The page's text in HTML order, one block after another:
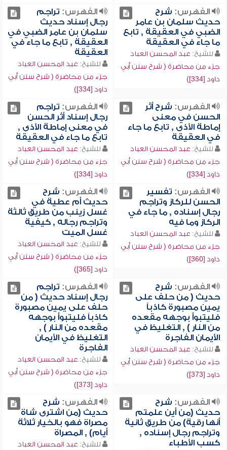
الفهرس: شرح
حديث سلمان بن عامر
الضبي في العقيقة , تابع
ما جاء في العقيقة
للشيخ: عبد المحسن العباد
جزء من محاضرة ( شرح سنن أبي
داود [334])
الفهرس: تراجم
رجال إسناد حديث
سلمان بن عامر الضبي في
العقيقة , تابع ما جاء في
العقيقة
للشيخ: عبد المحسن العباد
جزء من محاضرة ( شرح سنن أبي
داود [334])
الفهرس: شرح أثر
الحسن في معنى
إماطة الأذى , تابع ما جاء
في العقيقة
للشيخ: عبد المحسن العباد
جزء من محاضرة ( شرح سنن أبي
داود [334])
الفهرس: تراجم
رجال إسناد أثر الحسن
في معنى إماطة الأذى ,
تابع ما جاء في العقيقة
للشيخ: عبد المحسن العباد
جزء من محاضرة ( شرح سنن أبي
داود [334])
الفهرس: تفسير
الحسن للركاز وتراجم
رجال إسناده , ما جاء في
الركاز وما فيه
للشيخ: عبد المحسن العباد
جزء من محاضرة ( شرح سنن أبي
داود [360])
الفهرس: شرح
حديث أم عطية في
غسل زينب من طريق ثالثة
وتراجم رجاله , كيفية
غسل الميت
للشيخ: عبد المحسن العباد
جزء من محاضرة ( شرح سنن أبي
داود [365])
الفهرس: شرح
حديث ( من حلف على
يمين مصبورة كاذباً
فليتبوأ بوجهه مقعده
من النار ) , التغليظ في
الأيمان الفاجرة
للشيخ: عبد المحسن العباد
جزء من محاضرة ( شرح سنن أبي
داود [373])
الفهرس: تراجم
رجال إسناد حديث ( من
حلف على يمين مصبورة
كاذباً فليتبوأ بوجهه
مقعده من النار ) ,
التغليظ في الأيمان
الفاجرة
للشيخ: عبد المحسن العباد
جزء من محاضرة ( شرح سنن أبي
داود [373])
الفهرس: شرح
حديث (من أين علمتم
أنها رقية) من طريق ثانية
وتراجم رجال إسناده ,
كسب الأطباء
الفهرس: شرح
حديث (من اشترى شاة
مصراة فهو بالخيار ثلاثة
أيام) , المصراة
للشيخ: عبد المحسن العباد